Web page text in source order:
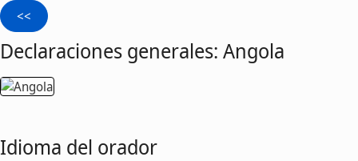
Declaraciones generales: Angola
Idioma del orador